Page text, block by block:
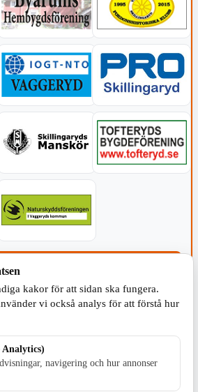
grundat 1991 som sedan 2002 ger
och 2010 lanserades Värnamo.nu. Från
kakor för att sidan ska fungera.
vi också analys för att förstå hur
Analytics)
navigering och hur annonser